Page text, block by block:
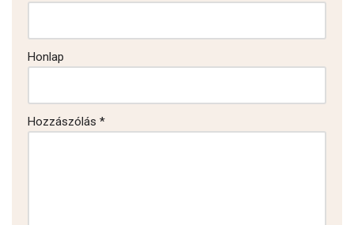
Honlap
Hozzászólás *